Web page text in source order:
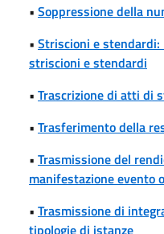
• Soppressione della
• Striscioni e
striscioni e stendardi
• Trascrizione di atti di
• Trasferimento della
• Trasmissione del
manifestazione evento
• Trasmissione di
tipologie di istanze